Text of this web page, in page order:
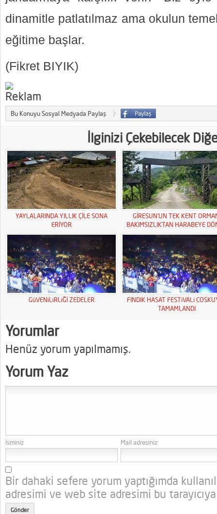
dinamitle patlatılmaz ama okulun
eğitime başlar.
(Fikret BIYIK)
Bu Konuyu Sosyal Medyada Paylaş
İlginizi Çekebilecek
YAYLALARINDA YILLIK ÇİLE SONA
ERİYOR
GİRESUN’UN TEK KENT
BAKIMSIZLIKTAN HARABEYE
GüVENiLiRLiĞİ ZEDELER
FINDIK HASAT FESTiVALi
TAMAMLANDI
Yorumlar
Henüz yorum yapılmamış.
Yorum Yaz
İsminiz Mail adresiniz
Bir dahaki sefere yorum yaptığımda
adresimi ve web site adresimi bu